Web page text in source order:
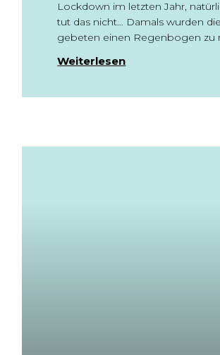
Lockdown im letzten Jahr,
tut das nicht… Damals wurden
gebeten einen Regenbogen zu
Weiterlesen